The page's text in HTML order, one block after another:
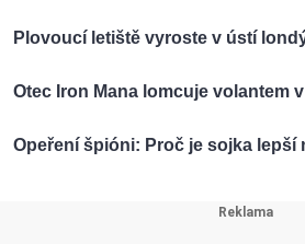
Plovoucí letiště vyroste v ústí
Otec Iron Mana lomcuje volantem
Opeření špióni: Proč je sojka lepší